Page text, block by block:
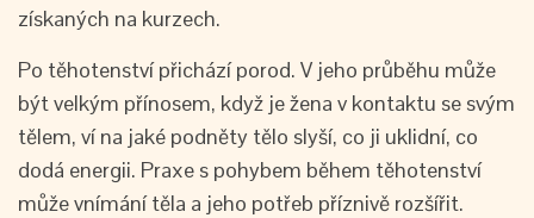
získaných na kurzech.
Po těhotenství přichází porod. V jeho průběhu může
být velkým přínosem, když je žena v kontaktu se svým
tělem, ví na jaké podněty tělo slyší, co ji uklidní, co
dodá energii. Praxe s pohybem během těhotenství
může vnímání těla a jeho potřeb příznivě rozšířit.